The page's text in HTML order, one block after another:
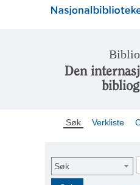
Den
Søk Verkliste
Søk